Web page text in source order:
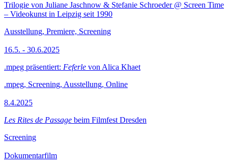
Trilogie von Juliane Jaschnow & Stefanie Schroeder @ Screen Time
– Videokunst in Leipzig seit 1990
Ausstellung, Premiere, Screening
16.5. - 30.6.2025
.mpeg präsentiert: Feferle von Alica Khaet
.mpeg, Screening, Ausstellung, Online
8.4.2025
Les Rites de Passage beim Filmfest Dresden
Screening
Dokumentarfilm